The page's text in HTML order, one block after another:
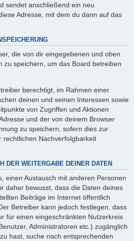
sendet anschließend ein neu
Adresse, mit dem du dann auf das
die von dir eingegebenen und oben
zu speichern, um das Board betreiben
berechtigt, im Rahmen einer
deinen und seinen Interessen sowie
von Zugriffen und Aktionen
und der von deinem Browser
zu speichern, sofern dies zur
Nachverfolgbarkeit
DER WEITERGABE DEINER DATEN
einen Austausch mit anderen Personen
daher bewusst, dass die Daten deines
Beiträge im Internet öffentlich
Betreiber kann jedoch festlegen, dass
für einen eingeschränkten Nutzerkreis
Administratoren etc.) zugänglich
hast, suche nach entsprechenden